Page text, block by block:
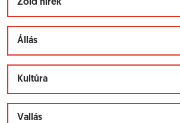
Zöld hírek
Állás
Kultúra
Vallás